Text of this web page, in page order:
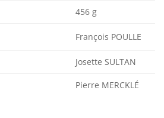
456 g
François POULLE
Josette SULTAN
Pierre MERCKLÉ